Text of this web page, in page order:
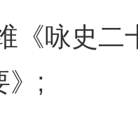
《咏史二
》;